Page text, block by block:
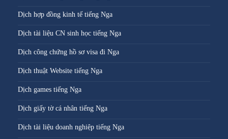
Dịch hợp đồng kinh tế tiếng Nga
Dịch tài liệu CN sinh học tiếng Nga
Dịch công chứng hồ sơ visa đi Nga
Dịch thuật Website tiếng Nga
Dịch games tiếng Nga
Dịch giấy tờ cá nhân tiếng Nga
Dịch tài liệu doanh nghiệp tiếng Nga